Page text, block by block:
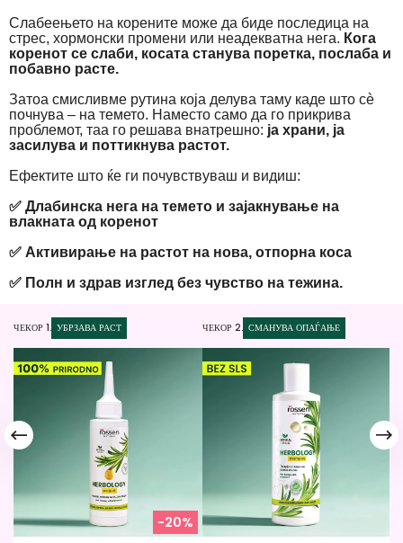
Слабеењето на корените може да биде последица на
стрес, хормонски промени или неадекватна нега. Кога
коренот се слаби, косата станува поретка, послаба и
побавно расте.
Затоа смисливме рутина која делува таму каде што сè
почнува – на темето. Наместо само да го прикрива
проблемот, таа го решава внатрешно: ја храни, ја
засилува и поттикнува растот.
Ефектите што ќе ги почувствуваш и видиш:
✅ Длабинска нега на темето и зајакнување на
влакната од коренот
✅ Активирање на растот на нова, отпорна коса
✅ Полн и здрав изглед без чувство на тежина.
ЧЕКОР 1. УБРЗАВА РАСТ
-20%
ЧЕКОР 2. СМАНУВА ОПАЃАЊЕ